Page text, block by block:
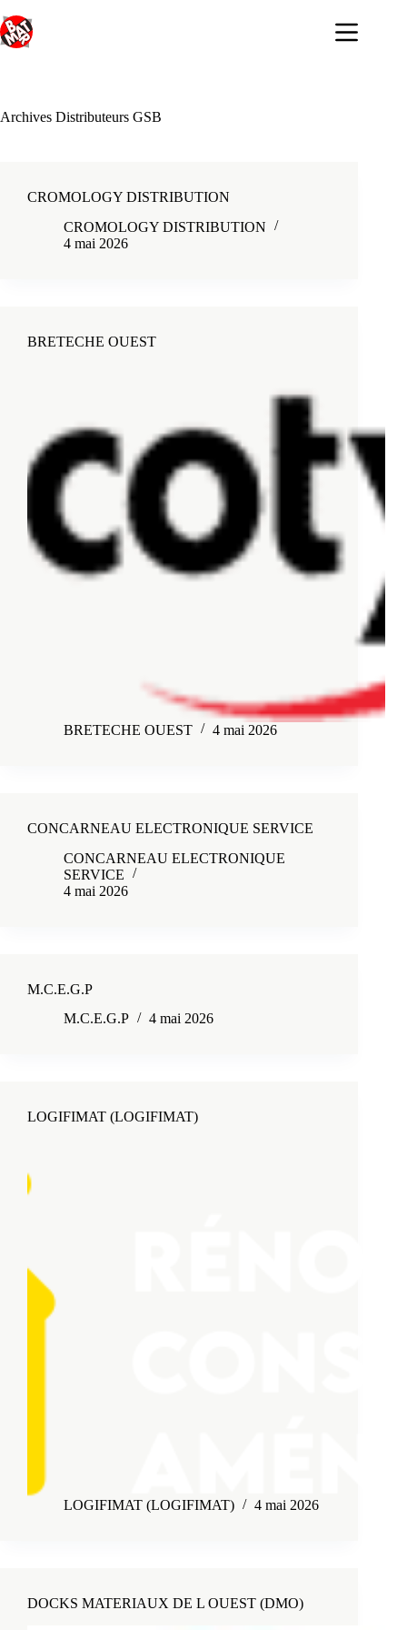
au
contenu
Archives Distributeurs GSB
CROMOLOGY DISTRIBUTION
CROMOLOGY DISTRIBUTION
4 mai 2026
BRETECHE OUEST
BRETECHE OUEST 4 mai 2026
CONCARNEAU ELECTRONIQUE SERVICE
CONCARNEAU ELECTRONIQUE
SERVICE
4 mai 2026
M.C.E.G.P
M.C.E.G.P
4 mai 2026
LOGIFIMAT (LOGIFIMAT)
LOGIFIMAT (LOGIFIMAT) 4 mai 2026
DOCKS MATERIAUX DE L OUEST (DMO)